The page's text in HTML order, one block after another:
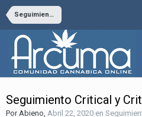
Seguimientos en Interior
Seguimiento Critical y
PorAbieno, Abril 22, 2020 en